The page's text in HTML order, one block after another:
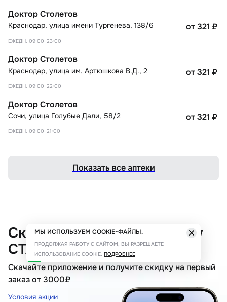
Доктор Столетов
Краснодар, улица имени Тургенева, 138/6
ЕЖЕДН. 09:00-23:00
от 321 ₽
Доктор Столетов
Краснодар, улица им. Артюшкова В.Д., 2
ЕЖЕДН. 09:00-22:00
от 321 ₽
Доктор Столетов
Сочи, улица Голубые Дали, 58/2
ЕЖЕДН. 09:00-21:00
от 321 ₽
Показать все аптеки
Скидка 500₽ по промокоду
СТАРТ500
Скачайте приложение и получите скидку на первый
заказ от 3000₽
Условия акции
МЫ ИСПОЛЬЗУЕМ COOKIE-ФАЙЛЫ.
ПРОДОЛЖАЯ РАБОТУ С САЙТОМ, ВЫ РАЗРЕШАЕТЕ
ИСПОЛЬЗОВАНИЕ COOKIE. ПОДРОБНЕЕ